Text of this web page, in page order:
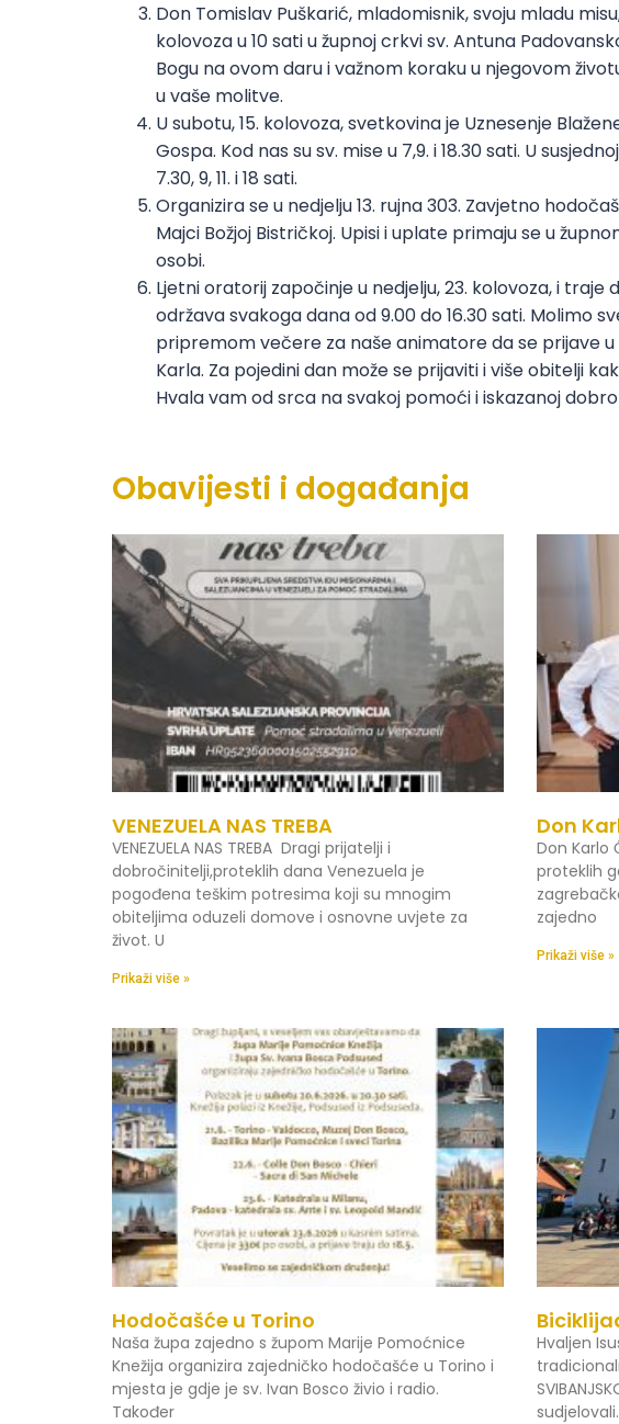
Don Tomislav Puškarić, mladomisnik, svoju mladu
kolovoza u 10 sati u župnoj crkvi sv. Antuna
Bogu na ovom daru i važnom koraku u njegovom
u vaše molitve.
U subotu, 15. kolovoza, svetkovina je Uznesenje
Gospa. Kod nas su sv. mise u 7,9. i 18.30 sati. U
7.30, 9, 11. i 18 sati.
Organizira se u nedjelju 13. rujna 303. Zavjetno
Majci Božjoj Bistričkoj. Upisi i uplate primaju se u
osobi.
Ljetni oratorij započinje u nedjelju, 23. kolovoza, i traje
održava svakoga dana od 9.00 do 16.30 sati. Molimo
pripremom večere za naše animatore da se prijave u
Karla. Za pojedini dan može se prijaviti i više obitelji
Hvala vam od srca na svakoj pomoći i iskazanoj
Obavijesti i događanja
VENEZUELA NAS TREBA
VENEZUELA NAS TREBA Dragi prijatelji i
dobročinitelji,proteklih dana Venezuela je
pogođena teškim potresima koji su mnogim
obiteljima oduzeli domove i osnovne uvjete za
život. U
Prikaži više »
Don
Don Karlo
proteklih
zajedno
Prikaži više »
Hodočašće u Torino
Naša župa zajedno s župom Marije Pomoćnice
Knežija organizira zajedničko hodočašće u Torino i
mjesta je gdje je sv. Ivan Bosco živio i radio.
Također
Hvaljen